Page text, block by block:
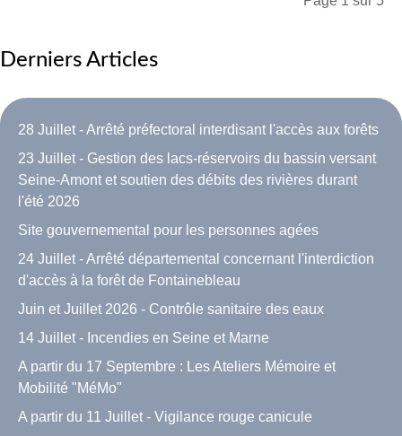
Derniers Articles
28 Juillet - Arrêté préfectoral interdisant l'accès aux forêts
23 Juillet - Gestion des lacs-réservoirs du bassin versant
Seine-Amont et soutien des débits des rivières durant
l'été 2026
Site gouvernemental pour les personnes agées
24 Juillet - Arrêté départemental concernant l'interdiction
d'accès à la forêt de Fontainebleau
Juin et Juillet 2026 - Contrôle sanitaire des eaux
14 Juillet - Incendies en Seine et Marne
A partir du 17 Septembre : Les Ateliers Mémoire et
Mobilité "MéMo"
A partir du 11 Juillet - Vigilance rouge canicule